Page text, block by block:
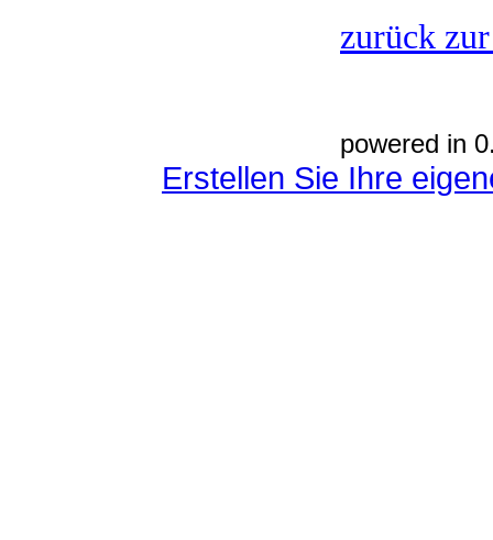
zurück
powered in
Erstellen Sie Ihre